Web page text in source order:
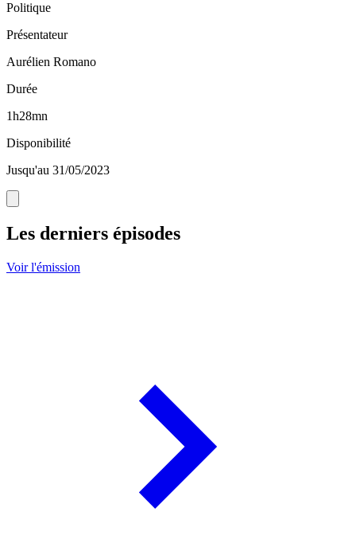
Politique
Présentateur
Aurélien Romano
Durée
1h28mn
Disponibilité
Jusqu'au 31/05/2023
Les derniers épisodes
Voir l'émission